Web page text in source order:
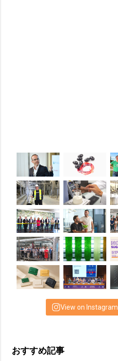
View on Instagram
おすすめ記事